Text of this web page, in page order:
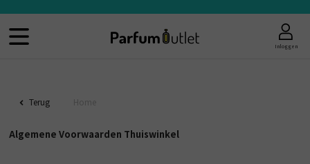
Inloggen
Terug
Algemene Voorwaarden Thuiswinkel